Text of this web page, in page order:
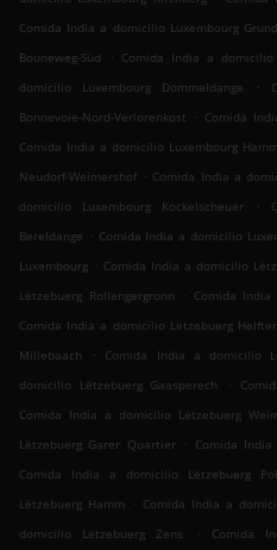
Comida India a domicilio Luxembourg Grund
Bouneweg-Süd
. Comida India a domicilio
domicilio Luxembourg Dommeldange
.
Bonnevoie-Nord-Verlorenkost
. Comida
Comida India a domicilio Luxembourg Hamm
Neudorf-Weimershof . Comida India a
domicilio Luxembourg Kockelscheuer
.
Bereldange . Comida India a domicilio
Luxembourg . Comida India a domicilio
Lëtzebuerg Rollengergronn
. Comida
Comida India a domicilio Lëtzebuerg
Millebaach
. Comida India a domicilio
domicilio Lëtzebuerg Gaasperech
.
Comida India a domicilio Lëtzebuerg
Lëtzebuerg Garer Quartier . Comida
Comida India a domicilio Lëtzebuerg
Lëtzebuerg Hamm
. Comida India a
domicilio Lëtzebuerg Zens
.
Comida